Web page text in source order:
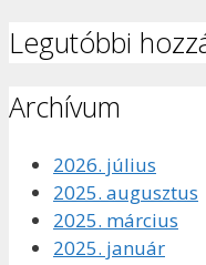
Legutóbbi
Archívum
2026. július
2025. augusztus
2025. március
2025. január